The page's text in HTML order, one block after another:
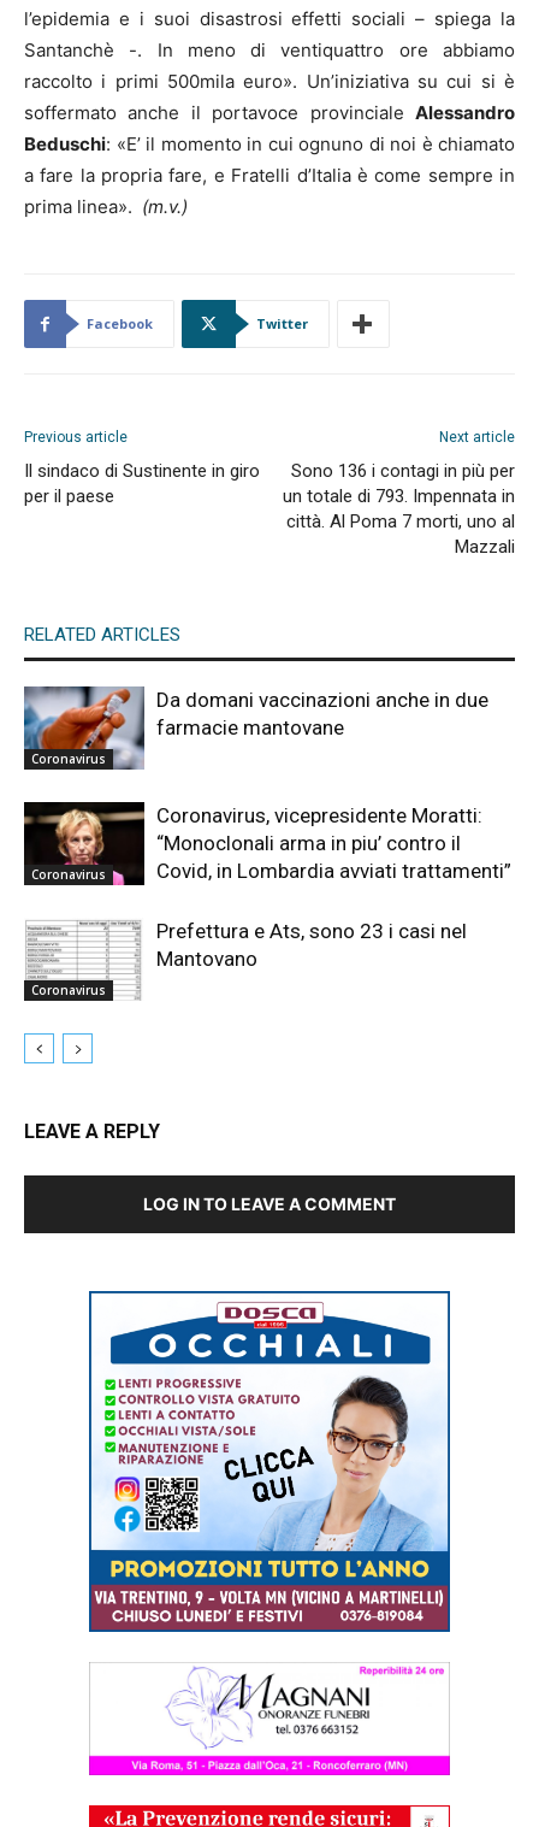
l’epidemia e i suoi disastrosi effetti sociali – spiega la
Santanchè -. In meno di ventiquattro ore abbiamo
raccolto i primi 500mila euro». Un’iniziativa su cui si è
soffermato anche il portavoce provinciale Alessandro
Beduschi: «E’ il momento in cui ognuno di noi è chiamato
a fare la propria fare, e Fratelli d’Italia è come sempre in
prima linea». (m.v.)
Facebook Twitter
Previous article
Il sindaco di Sustinente in giro
per il paese
Next article
Sono 136 i contagi in più per
un totale di 793. Impennata in
città. Al Poma 7 morti, uno al
Mazzali
RELATED ARTICLES
Coronavirus
Da domani vaccinazioni anche in due
farmacie mantovane
Coronavirus
Coronavirus, vicepresidente Moratti:
“Monoclonali arma in piu’ contro il
Covid, in Lombardia avviati trattamenti”
Coronavirus
Prefettura e Ats, sono 23 i casi nel
Mantovano
LEAVE A REPLY
LOG IN TO LEAVE A COMMENT